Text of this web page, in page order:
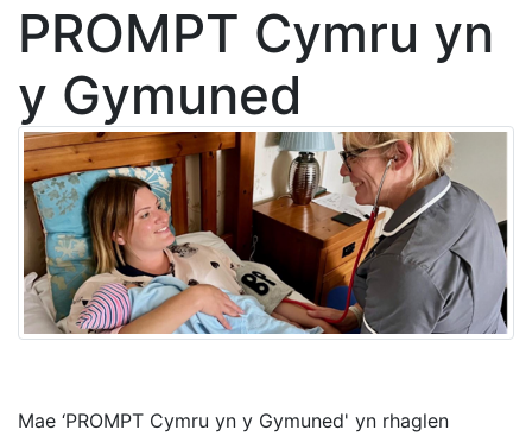
PROMPT Cymru yn
y Gymuned
Mae ‘PROMPT Cymru yn y Gymuned' yn rhaglen